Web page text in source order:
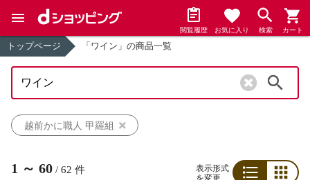
閲覧履歴 お気に入り 検索 カート
トップページ 「ワイン」の商品一覧
越前かに職人 甲羅組
1 ～ 60 / 62 件
表示形式
を変更